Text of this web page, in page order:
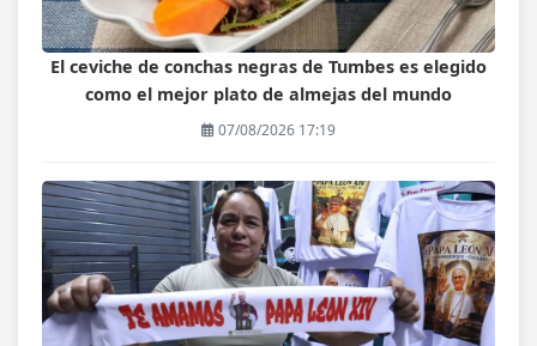
El ceviche de conchas negras de Tumbes es elegido
como el mejor plato de almejas del mundo
07/08/2026 17:19